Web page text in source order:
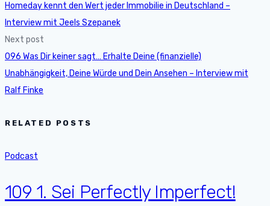
Homeday kennt den Wert jeder Immobilie in Deutschland –
Interview mit Jeels Szepanek
Next post
096 Was Dir keiner sagt… Erhalte Deine (finanzielle)
Unabhängigkeit, Deine Würde und Dein Ansehen – Interview mit
Ralf Finke
RELATED POSTS
Podcast
109 1. Sei Perfectly Imperfect!